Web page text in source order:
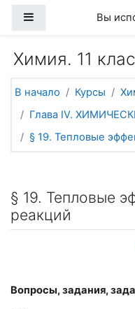
Боковая панель
Вы
Химия. 11
В начало Курсы
Глава IV.
§ 19. Тепловые
§ 19. Тепловые
реакций
Вопросы, задания,